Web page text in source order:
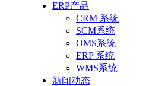
ERP产品
CRM 系统
SCM系统
OMS系统
ERP 系统
WMS系统
新闻动态